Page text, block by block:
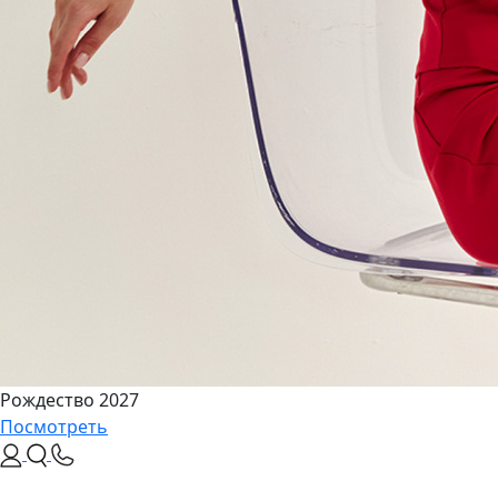
Рождество 2027
Посмотреть